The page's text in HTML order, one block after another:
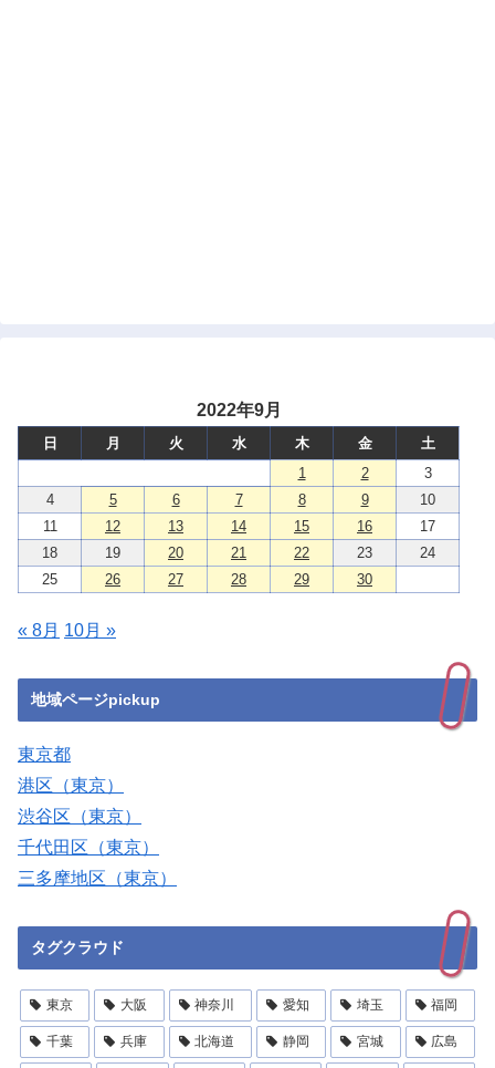
2022年9月
日 月 火 水 木 金
土
1
2
3
4
5 6 7 8 9
10
11
12 13 14 15 16
17
18
19 20 21 22 23
24
25
26 27 28 29 30
« 8月 10月 »
地域ページpickup
東京都
港区（東京）
渋谷区（東京）
千代田区（東京）
三多摩地区（東京）
タグクラウド
東京 大阪 神奈川 愛知 埼玉 福岡
千葉 兵庫 北海道 静岡 宮城 広島